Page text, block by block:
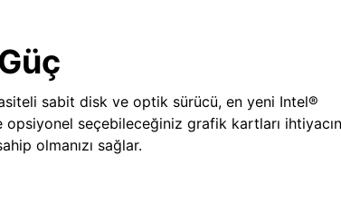
sabit disk ve optik sürücü, en yeni Intel®
seçebileceğiniz grafik kartları
olmanızı sağlar.